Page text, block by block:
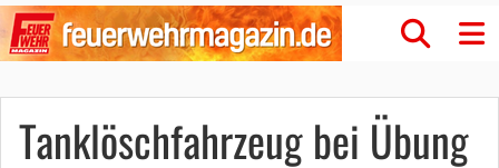
Tanklöschfahrzeug bei Übung